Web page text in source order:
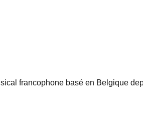
francophone basé en Belgique